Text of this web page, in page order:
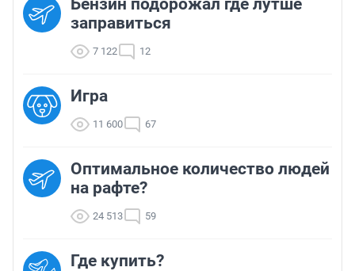
заправиться
7 122 12
Игра
11 600 67
Оптимальное количество людей
на рафте?
24 513 59
Где купить?